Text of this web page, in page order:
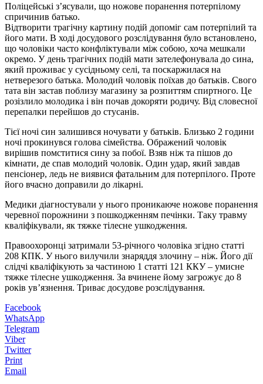
Поліцейські з’ясували, що ножове поранення потерпілому
спричинив батько.
Відтворити трагічну картину подій допоміг сам потерпілий та
його мати. В ході досудового розслідування було встановлено,
що чоловіки часто конфліктували між собою, хоча мешкали
окремо. У день трагічних подій мати зателефонувала до сина,
який проживає у сусідньому селі, та поскаржилася на
нетверезого батька. Молодий чоловік поїхав до батьків. Свого
тата він застав поблизу магазину за розпиттям спиртного. Це
розізлило молодика і він почав докоряти родичу. Від словесної
перепалки перейшов до стусанів.
Тієї ночі син залишився ночувати у батьків. Близько 2 години
ночі прокинувся голова сімейства. Ображений чоловік
вирішив помститися сину за побої. Взяв ніж та пішов до
кімнати, де спав молодий чоловік. Один удар, який завдав
пенсіонер, ледь не виявися фатальним для потерпілого. Проте
його вчасно доправили до лікарні.
Медики діагностували у нього проникаюче ножове поранення
черевної порожнини з пошкодженням печінки. Таку травму
кваліфікували, як тяжке тілесне ушкодження.
Правоохоронці затримали 53-річного чоловіка згідно статті
208 КПК. У нього вилучили знаряддя злочину – ніж. Його дії
слідчі кваліфікують за частиною 1 статті 121 ККУ – умисне
тяжке тілесне ушкодження. За вчинене йому загрожує до 8
років ув’язнення. Триває досудове розслідування.
Facebook
WhatsApp
Telegram
Viber
Twitter
Print
Email